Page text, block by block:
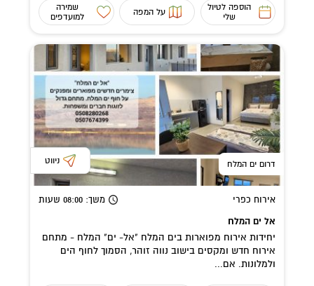
הוספה לטיול
שלי
על המפה
שמירה
למועדפים
דרום ים המלח ניווט
אירוח כפרי משך: 08:00 שעות
אל ים המלח
יחידות אירוח מפוארות בים המלח "אל- ים" המלח - מתחם
אירוח חדש ומקסים בישוב נווה זוהר, הסמוך לחוף הים
ולמלונות. אם...